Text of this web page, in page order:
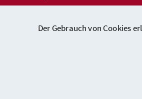
Der Gebrauch von Cookies